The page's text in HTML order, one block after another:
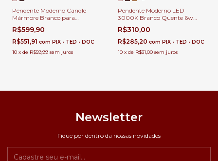
Pendente Moderno Candle
Mármore Branco para
Cabeceira de Cama, Balcão de
Cozinha, Quartos e Lavabo
R$599,90
R$551,91 com PIX • TED • DOC
10 x de R$59,99 sem juros
Pendente Moderno LED
3000K Branco Quente 6w
Gratier Metal 19cm Para
Cabeceira de Cama e Balcão de
Cozinha
R$310,00
R$285,20 com PIX • TED • DOC
10 x de R$31,00 sem juros
Newsletter
Fique por dentro da nossas novidades